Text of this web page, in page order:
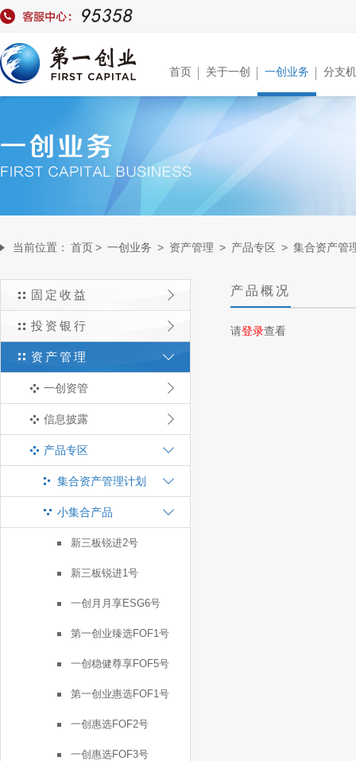
首页 关于一创 一创业务 分支
当前位置： 首页> 一创业务 > 资产管理 > 产品专区 > 集合资产管
固定收益
投资银行
资产管理
一创资管
信息披露
产品专区
集合资产管理计划
小集合产品
新三板锐进2号
新三板锐进1号
一创月月享ESG6号
第一创业臻选FOF1号
一创稳健尊享FOF5号
第一创业惠选FOF1号
一创惠选FOF2号
一创惠选FOF3号
产品概况
请登录查看